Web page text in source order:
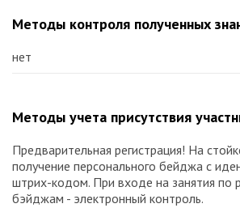
Методы контроля полученных
нет
Методы учета присутствия
Предварительная регистрация! На
получение персонального бейджа с
штрих-кодом. При входе на занятия по
бэйджам - электронный контроль.